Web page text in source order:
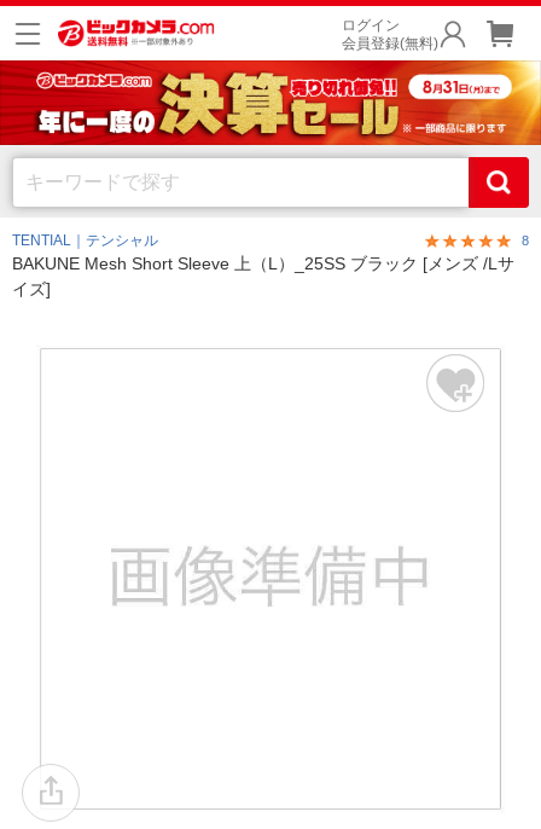
ログイン
会員登録(無料)
TENTIAL｜テンシャル 8
BAKUNE Mesh Short Sleeve 上（L）_25SS ブラック [メンズ /Lサ
イズ]